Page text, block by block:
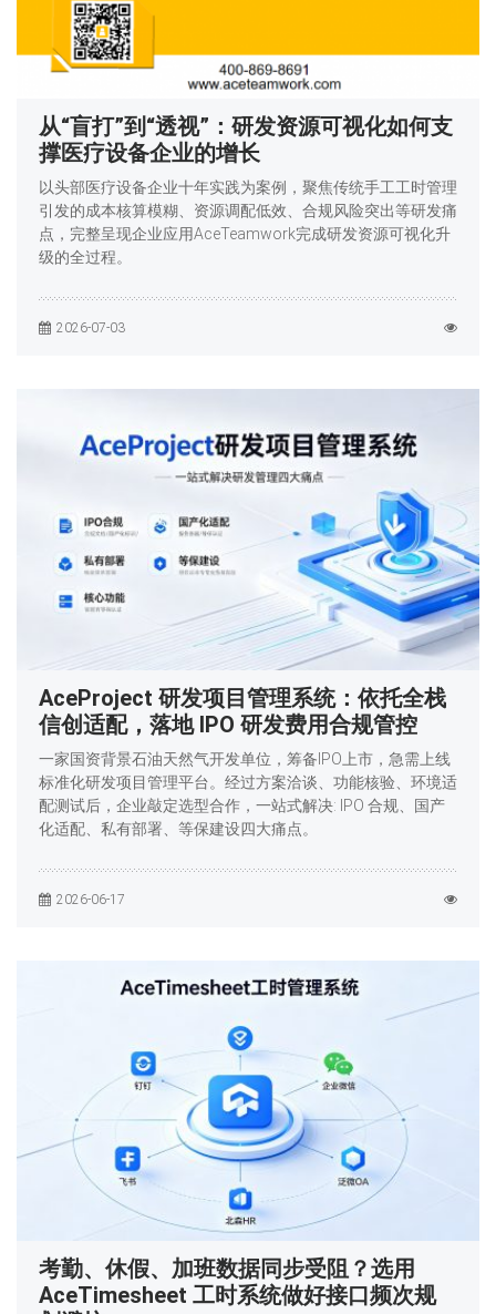
从“盲打”到“透视”：研发资源可视化如何支
撑医疗设备企业的增长
以头部医疗设备企业十年实践为案例，聚焦传统手工工时管理
引发的成本核算模糊、资源调配低效、合规风险突出等研发痛
点，完整呈现企业应用AceTeamwork完成研发资源可视化升
级的全过程。
2026-07-03
AceProject 研发项目管理系统：依托全栈
信创适配，落地 IPO 研发费用合规管控
一家国资背景石油天然气开发单位，筹备IPO上市，急需上线
标准化研发项目管理平台。经过方案洽谈、功能核验、环境适
配测试后，企业敲定选型合作，一站式解决: IPO 合规、国产
化适配、私有部署、等保建设四大痛点。
2026-06-17
考勤、休假、加班数据同步受阻？选用
AceTimesheet 工时系统做好接口频次规